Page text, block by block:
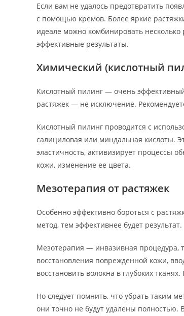
Если вам не удалось предотвратить
с помощью кремов. Более яркие
идеале можно комбинировать несколько
эффективные результаты.
Химический (кислотный
Кислотный пилинг — очень
растяжек — не исключение.
Кислотный пилинг проводится с
салициловая или миндальная кислоты.
эластичность, активизирует процессы
кожи, изменение ее цвета.
Мезотерапия от растяжек
Особенно эффективно бороться с
метод, тем эффективнее будет результат.
Мезотерапия — инвазивная процедура,
восстановления поврежденной кожи,
восстановить волокна в глубоких
Но следует помнить, что убрать таким
они точно не будут удалены полностью.